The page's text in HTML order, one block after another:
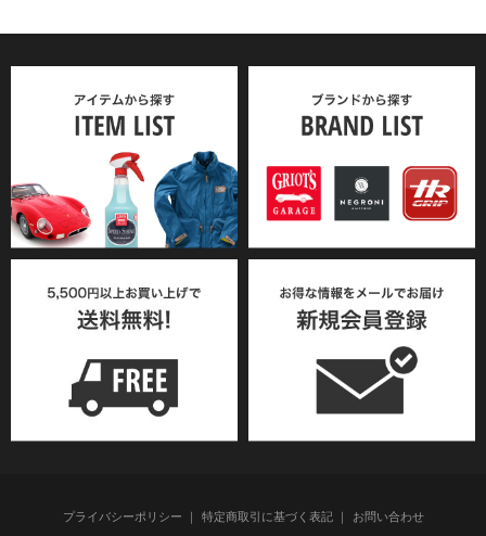
プライバシーポリシー 特定商取引に基づく表記 お問い合わせ